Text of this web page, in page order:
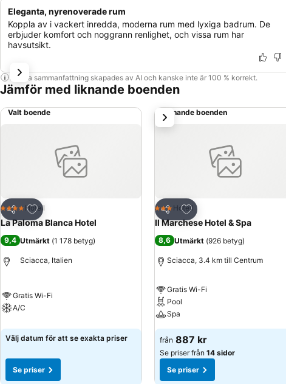
Eleganta, nyrenoverade rum
Koppla av i vackert inredda, moderna rum med lyxiga badrum. De
erbjuder komfort och noggrann renlighet, och vissa rum har
havsutsikt.
Denna sammanfattning skapades av AI och kanske inte är 100 % korrekt.
Jämför med liknande boenden
Valt boende
Dela
Lägg till i Mina Favoriter
4 StjärnorHotell
La Paloma Blanca Hotel
9,4 Utmärkt (1 178 betyg)
Sciacca, Italien
Gratis Wi-Fi
A/C
Välj datum för att se exakta priser
Se priser
Liknande boenden
Dela
Lägg till i Mina Favoriter
3 Stjärnor
Hotell
Il Marchese Hotel & Spa
8,6 Utmärkt (926 betyg)
Sciacca, 3.4 km till Centrum
Gratis Wi-Fi
Pool
Spa
från 887 kr
Se priser från 14 sidor
Se priser
nästa